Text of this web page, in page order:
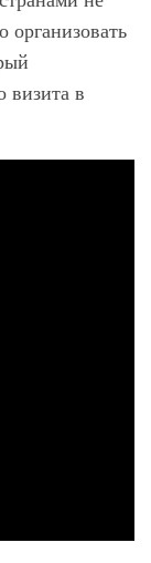
организовать
визита в